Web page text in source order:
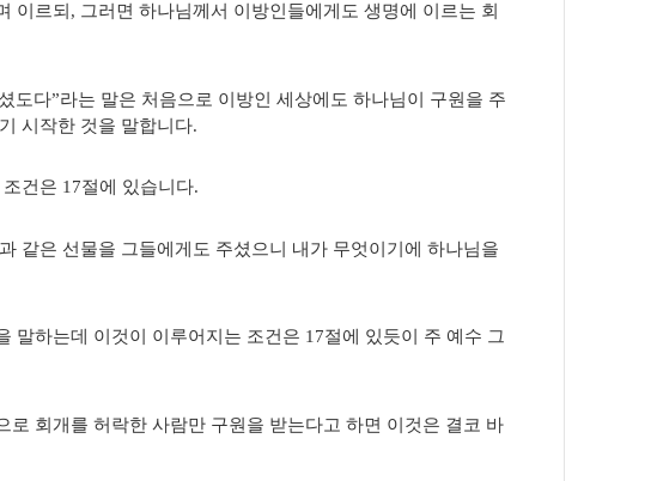
이르되, 그러면 하나님께서 이방인들에게도 생명에 이르는 회
도다”라는 말은 처음으로 이방인 세상에도 하나님이 구원을 주
시작한 것을 말합니다.
건은 17절에 있습니다.
같은 선물을 그들에게도 주셨으니 내가 무엇이기에 하나님을
말하는데 이것이 이루어지는 조건은 17절에 있듯이 주 예수 그
회개를 허락한 사람만 구원을 받는다고 하면 이것은 결코 바